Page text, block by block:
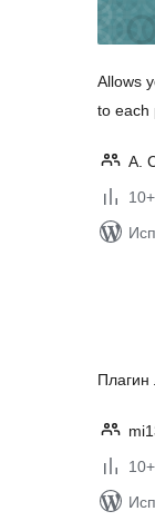
Allows
to each
A.
Плагин